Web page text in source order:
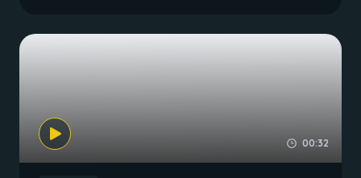
00:32